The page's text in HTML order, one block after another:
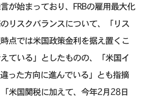
が始まっており、FRBの雇用最大化
リスクバランスについて、「リス
点では米国政策金利を据え置くこ
ている」としたものの、「米国イ
った方向に進んでいる」とも指摘
米国関税に加えて、今年2月28日